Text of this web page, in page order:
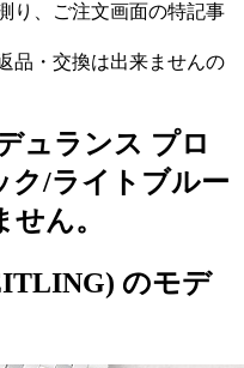
り、ご注文画面の特記事
品・交換は出来ませんの
ュランス プロ
ク/ライトブルー
ん。
のモデ